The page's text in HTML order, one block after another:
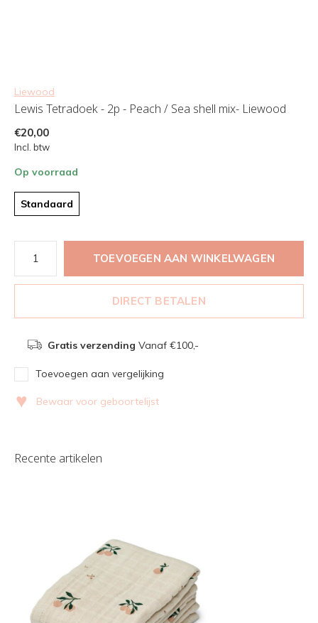
Liewood
Lewis Tetradoek - 2p - Peach / Sea shell mix- Liewood
€20,00
Incl. btw
Op voorraad
Standaard
TOEVOEGEN AAN WINKELWAGEN
DIRECT BETALEN
Gratis verzending Vanaf €100,-
Toevoegen aan vergelijking
♥ Bewaar voor geboortelijst
Recente artikelen